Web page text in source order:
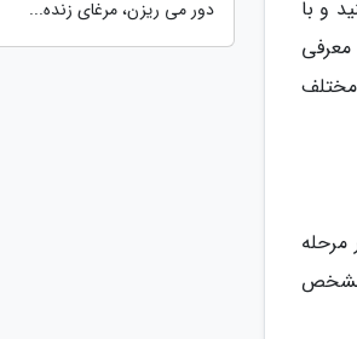
و با
معرفی
مشخص
دور می ریزن، مرغای زنده...